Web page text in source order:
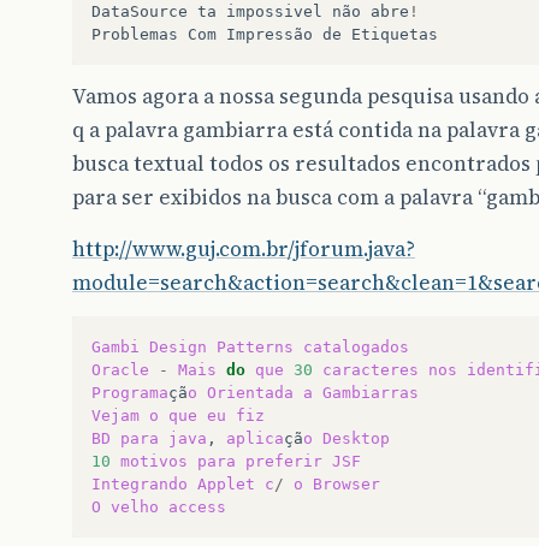
DataSource ta impossivel não abre !
Problemas
Com Impressão de Etiquetas
Vamos agora a nossa segunda pesquisa
q a palavra gambiarra está contida na palavra
busca textual todos os resultados encontrados
para ser exibidos na busca com a palavra
http://www.guj.com.br/jforum.java?
Gambi Design Patterns
catalogados
Oracle
- Mais do que 30 caracteres nos
Programação Orientada a Gambiarras
Vejam o que eu
fiz
BD
para java , aplicação
Desktop
10 motivos para preferir JSF
Integrando Applet c/ o
Browser
O velho access